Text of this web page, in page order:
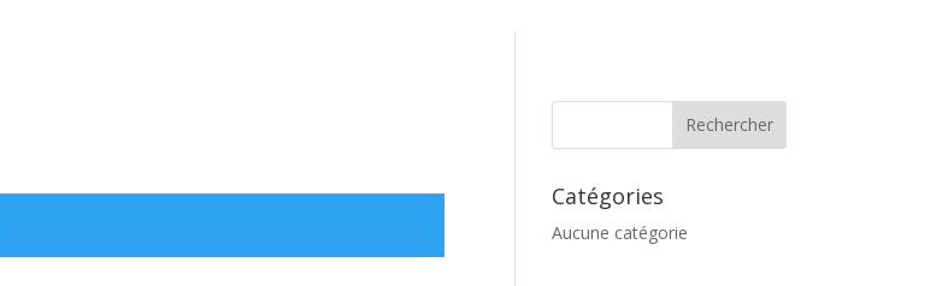
Catégories
Aucune catégorie